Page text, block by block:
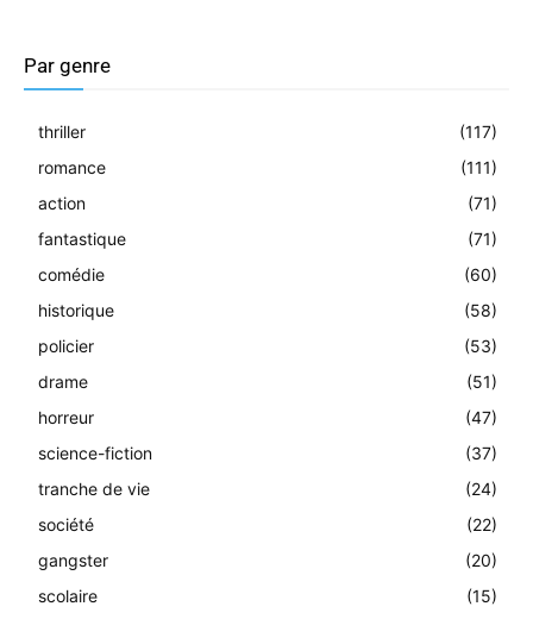
Par genre
thriller
(117)
romance
(111)
action
(71)
fantastique
(71)
comédie
(60)
historique
(58)
policier
(53)
drame
(51)
horreur
(47)
science-fiction
(37)
tranche de vie
(24)
société
(22)
gangster
(20)
scolaire
(15)